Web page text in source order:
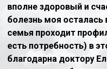
вполне здоровый и
болезнь моя
семья проходит
есть потребность) в
благодарна доктору